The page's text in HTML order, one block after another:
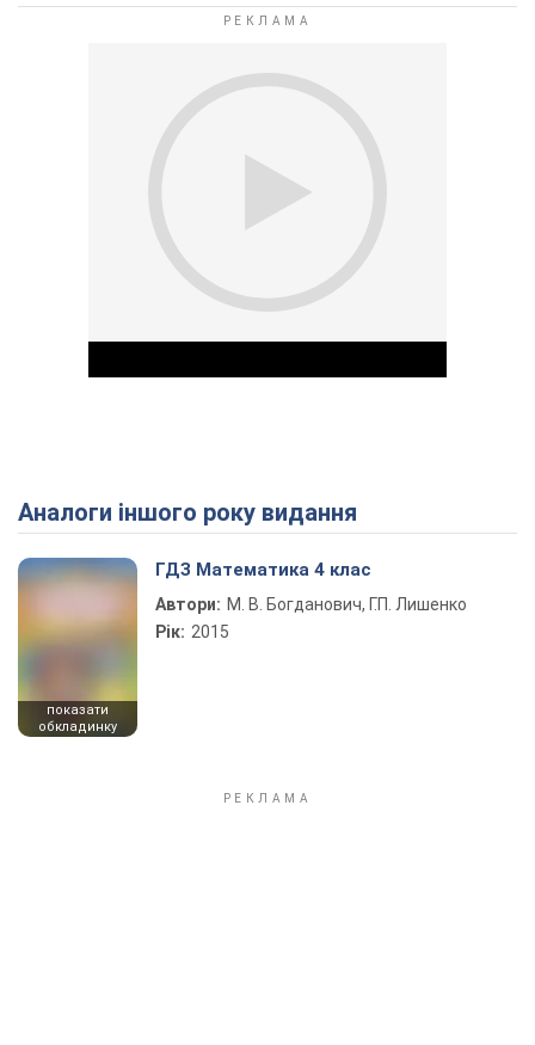
Play Video
Аналоги іншого року видання
показати
обкладинку
ГДЗ Математика 4 клас
Автори: М. В. Богданович, Г.П. Лишенко
Рік: 2015